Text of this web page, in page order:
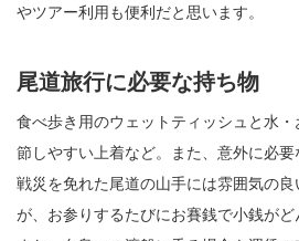
やツアー利用も便利だと思います。
尾道旅行に必要な持ち物
食べ歩き用のウェットティッシュと水
節しやすい上着など。また、意外に必要
戦災を免れた尾道の山手には雰囲気の
が、お参りするたびにお賽銭で小銭が